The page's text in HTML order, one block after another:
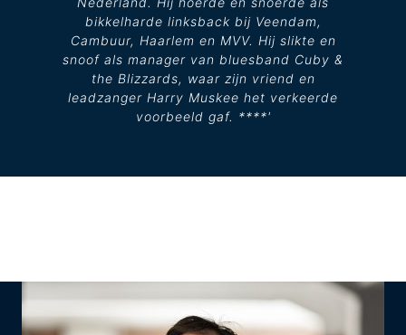
bikkelharde linksback bij Veendam,
Cambuur, Haarlem en MVV. Hij slikte en
snoof als manager van bluesband Cuby &
the Blizzards, waar zijn vriend en
leadzanger Harry Muskee het verkeerde
voorbeeld gaf. ****'